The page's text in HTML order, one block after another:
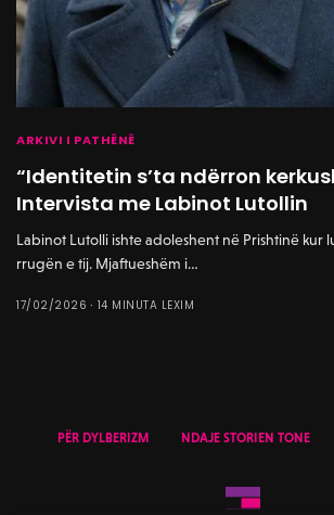
ARKIVI I PATHËNË
“Identitetin s’ta ndërron
Intervista me Labinot Lutollin
Labinot Lutolli ishte adoleshent në Prishtinë kur
rrugën e tij. Mjaftueshëm i…
17/02/2026 14 MINUTA LEXIM
PËR DYLBERIZM NDAJE STORIEN TONE